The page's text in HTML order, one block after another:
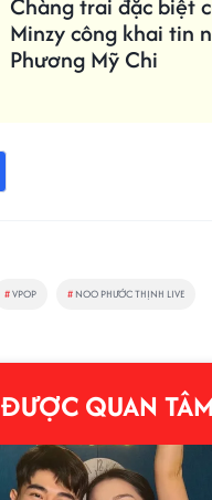
Minzy công khai tin
Phương Mỹ Chi
#VPOP # NOO PHƯỚC THỊNH LIVE
ĐƯỢC QUAN TÂM